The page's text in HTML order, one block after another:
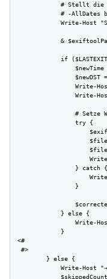
# Stellt die
# -AllDates
Write-Host
&
if
$newTime
$newDST
Write-
Write-
# Setze
                try {
                } catch {
                }
            } else {
Write-
            }
<#
#>
        } else {
Write-Host